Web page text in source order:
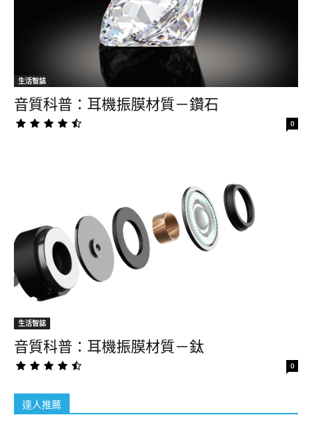
生活智誌
音質科普：耳機振膜材質－鑽石
0
生活智誌
音質科普：耳機振膜材質－鈦
0
達人推薦